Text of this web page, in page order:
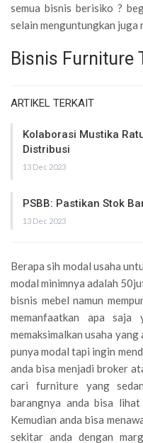
semua bisnis berisiko ?
selain menguntungkan
Bisnis Furniture
ARTIKEL TERKAIT
Kolaborasi Mustika
Distribusi
13 Dec 2023
PSBB: Pastikan Stok
13 Dec 2023
Berapa sih modal usaha
modal minimnya adalah
bisnis mebel namun
memanfaatkan apa
memaksimalkan usaha
punya modal tapi ingin
anda bisa menjadi broker
cari furniture yang
barangnya anda bisa
Kemudian anda bisa
sekitar anda dengan